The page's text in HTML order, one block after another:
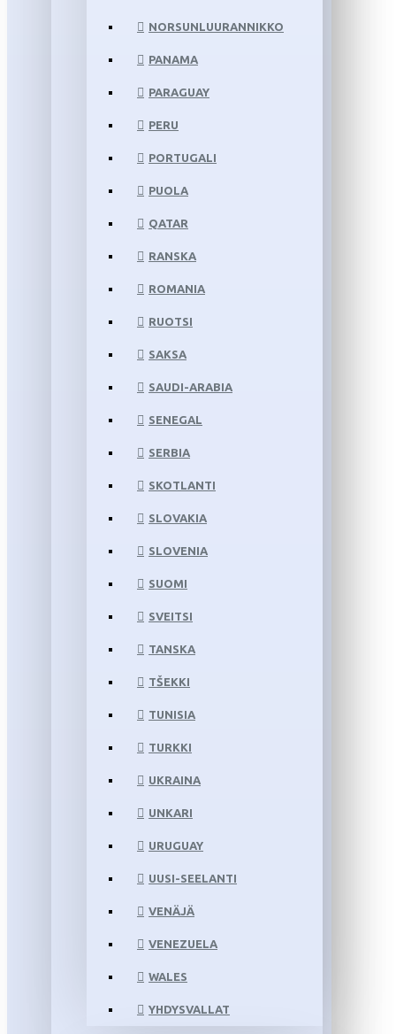
NORSUNLUURANNIKKO
PANAMA
PARAGUAY
PERU
PORTUGALI
PUOLA
QATAR
RANSKA
ROMANIA
RUOTSI
SAKSA
SAUDI-ARABIA
SENEGAL
SERBIA
SKOTLANTI
SLOVAKIA
SLOVENIA
SUOMI
SVEITSI
TANSKA
TŠEKKI
TUNISIA
TURKKI
UKRAINA
UNKARI
URUGUAY
UUSI-SEELANTI
VENÄJÄ
VENEZUELA
WALES
YHDYSVALLAT